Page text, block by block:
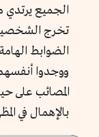
الجميع
تخرج
الضوابط
ووجدوا
المصائب على
بالإهمال في